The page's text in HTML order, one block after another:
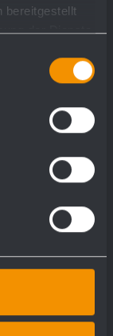
bereitgestellt
der Dienste